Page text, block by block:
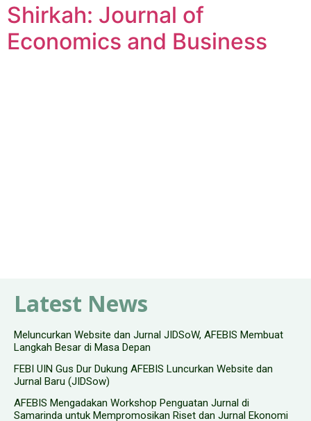
Shirkah: Journal of
Economics and Business
Latest News
Meluncurkan Website dan Jurnal JIDSoW, AFEBIS Membuat
Langkah Besar di Masa Depan
FEBI UIN Gus Dur Dukung AFEBIS Luncurkan Website dan
Jurnal Baru (JIDSow)
AFEBIS Mengadakan Workshop Penguatan Jurnal di
Samarinda untuk Mempromosikan Riset dan Jurnal Ekonomi